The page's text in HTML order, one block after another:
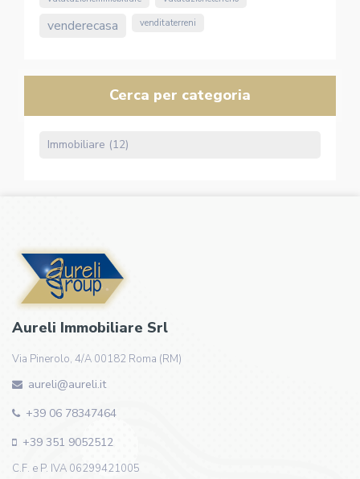
venderecasa venditaterreni
Cerca per categoria
Immobiliare (12)
Aureli Immobiliare Srl
Via Pinerolo, 4/A 00182 Roma (RM)
aureli@aureli.it
+39 06 78347464
+39 351 9052512
C.F. e P. IVA 06299421005